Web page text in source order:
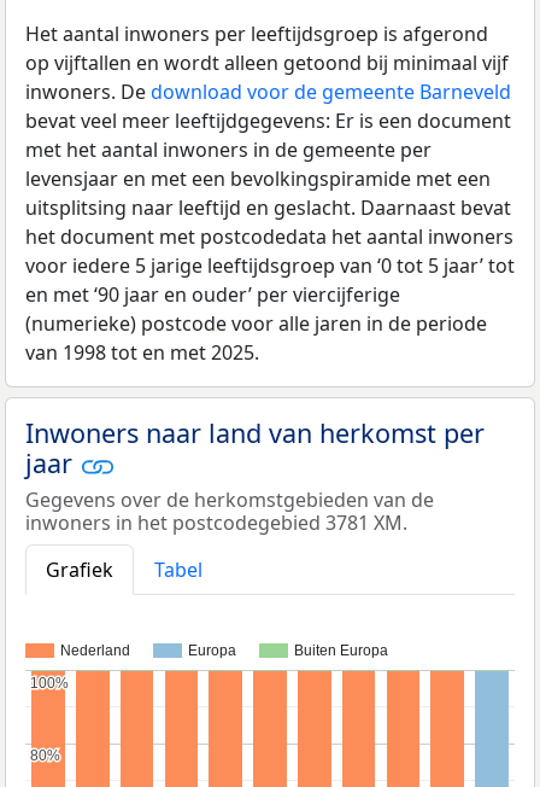
Het aantal inwoners per leeftijdsgroep is afgerond
op vijftallen en wordt alleen getoond bij minimaal vijf
inwoners. Dedownload voor de gemeente Barneveld
bevat veel meer leeftijdgegevens: Er is een document
met het aantal inwoners in de gemeente per
levensjaar en met een bevolkingspiramide met een
uitsplitsing naar leeftijd en geslacht. Daarnaast bevat
het document met postcodedata het aantal inwoners
voor iedere 5 jarige leeftijdsgroep van ‘0 tot 5 jaar’ tot
en met ‘90 jaar en ouder’ per viercijferige
(numerieke) postcode voor alle jaren in de periode
van 1998 tot en met 2025.
Inwoners naar land van herkomst per
jaar
Gegevens over de herkomstgebieden van de
inwoners in het postcodegebied 3781 XM.
Grafiek
Tabel
Nederland Europa Buiten Europa
80%
80%
100%
100%